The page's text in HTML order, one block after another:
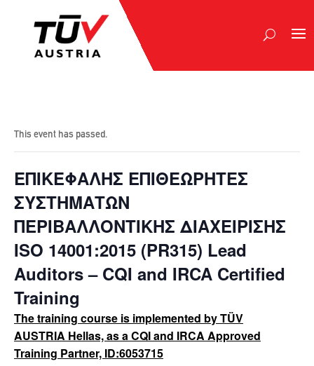
This event has passed.
ΕΠΙΚΕΦΑΛΗΣ ΕΠΙΘΕΩΡΗΤΕΣ
ΣΥΣΤΗΜΑΤΩΝ
ΠΕΡΙΒΑΛΛΟΝΤΙΚΗΣ ΔΙΑΧΕΙΡΙΣΗΣ
ISO 14001:2015 (PR315) Lead
Auditors – CQI and IRCA Certified
Training
The training course is implemented by TÜV
AUSTRIA Hellas, as a CQI and IRCA Approved
Training Partner, ID:6053715